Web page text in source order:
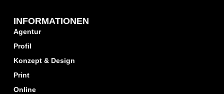
INFORMATIONEN
Agentur
Profil
Konzept & Design
Print
Online